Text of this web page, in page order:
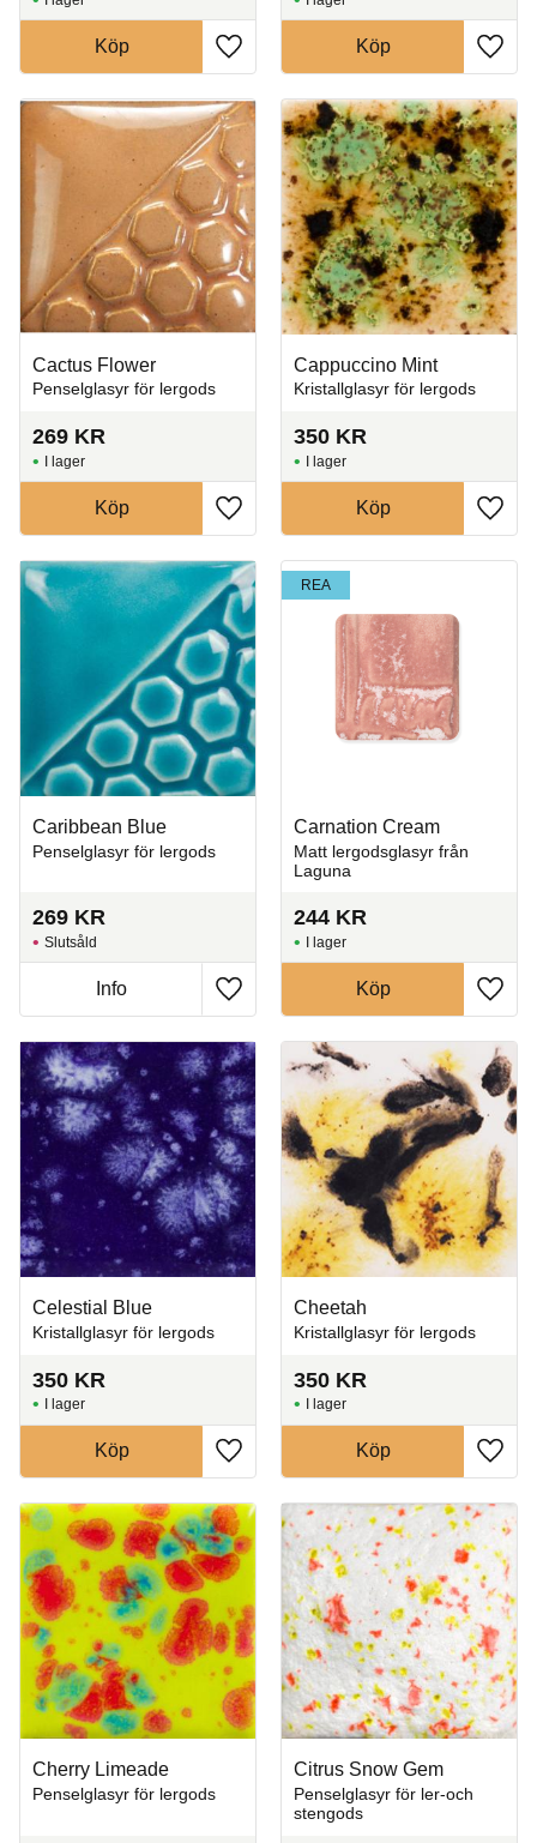
Lägg till i favoriter
Köp
Lägg
Köp
Cactus Flower
Penselglasyr för lergods
269 KR
Lägg till i favoriter
I lager
Köp
Cappuccino Mint
Kristallglasyr för lergods
350 KR
Lägg
I lager
Köp
Caribbean Blue
Penselglasyr för lergods
269 KR
Lägg till i favoriter
Slutsåld
Info
Carnation Cream
Matt lergodsglasyr från
Laguna
244 KR
REA
Lägg
I lager
Köp
Celestial Blue
Kristallglasyr för lergods
350 KR
Lägg till i favoriter
I lager
Köp
Cheetah
Kristallglasyr för lergods
350 KR
Lägg
I lager
Köp
Cherry Limeade
Penselglasyr för lergods
Citrus Snow Gem
Penselglasyr för ler-och
stengods